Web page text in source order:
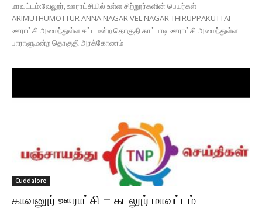
மாவட்டம்:வேலூர், ஊராட்சியில் உள்ள சிற்றூர்களின் பெயர்கள்
ARIMUTHUMOTTUR ANNA NAGAR VEL NAGAR THIRUPPAKUTTAI
ஊராட்சி அமைந்துள்ள சட்டமன்ற தொகுதி காட்பாடி ஊராட்சி அமைந்துள்ள
பாராளுமன்ற தொகுதி அரக்கோணம்
Cuddalore
காவனூர் ஊராட்சி – கடலூர் மாவட்டம்